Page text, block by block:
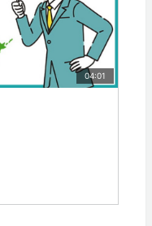
04:01